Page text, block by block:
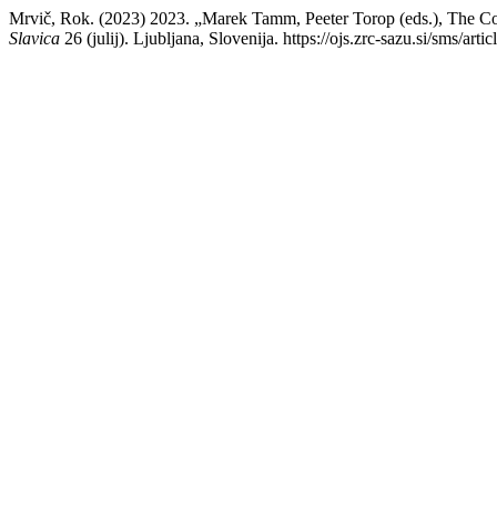
Mrvič, Rok. (2023) 2023. „Marek Tamm, Peeter Torop (eds.), The
Slavica 26 (julij). Ljubljana, Slovenija. https://ojs.zrc-sazu.si/sms/